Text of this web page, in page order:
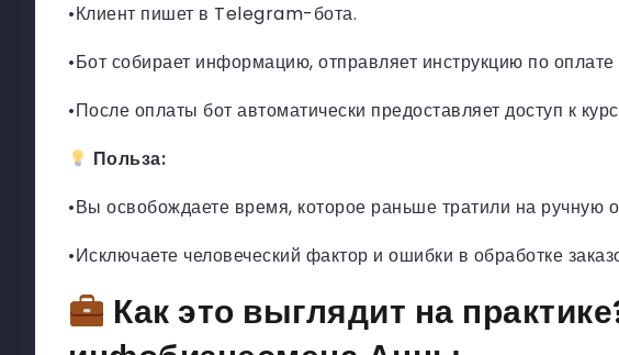
•Клиент пишет в Telegram-бота.
•Бот собирает информацию, отправляет инструкцию по оплате
•После оплаты бот автоматически предоставляет доступ к
Польза:
•Вы освобождаете время, которое раньше тратили на ручную
•Исключаете человеческий фактор и ошибки в обработке
Как это выглядит на